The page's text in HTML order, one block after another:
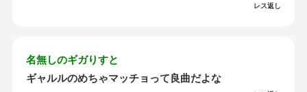
レス返し
名無しのギガりすと
ギャルルのめちゃマッチョって良曲だよな